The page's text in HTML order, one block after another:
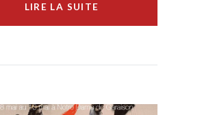
LIRE LA SUITE